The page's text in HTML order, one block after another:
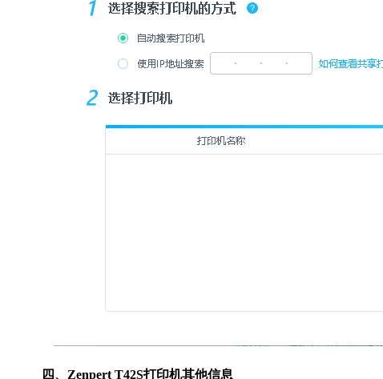
四、Zenpert T42S打印机其他信息